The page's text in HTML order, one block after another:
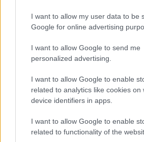
I want to allow my user data to be
Google for online advertising
I want to allow Google to send me
personalized advertising.
I want to allow Google to enable
related to analytics like cookies on
device identifiers in apps.
I want to allow Google to enable
related to functionality of the
órákon át komoly feladatot adott az
Kék hírek cegléd,hulladéklerakó,
Szinte teljesen megsemmisült